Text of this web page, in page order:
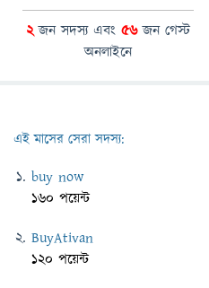
2জন সদস্য এবং 56জন গেস্ট
অনলাইনে
এই মাসের সেরা সদস্য:
buy now
160 পয়েন্ট
BuyAtivan
120 পয়েন্ট